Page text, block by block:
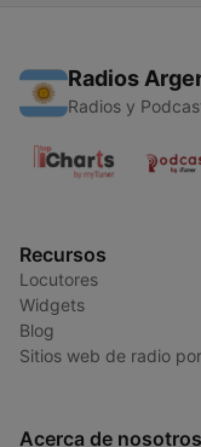
Radios
Radios y
Recursos
Locutores
Widgets
Blog
Sitios web de radio
Acerca de